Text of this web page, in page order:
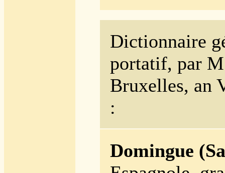
Dictionnaire
portatif, par
Bruxelles, an
:
Domingue